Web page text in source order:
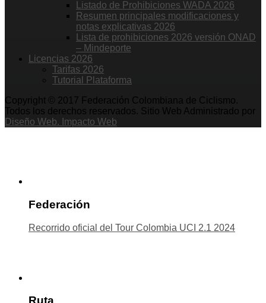
Listado de Prohibiciones WADA 2026
Resumen principales modificaciones y
notas explicativas 2026
Lista de prohibiciones 2026 versión ONAD
– Mindeporte
Licencias 2026
Tarifas 2026
Tutorial Plataforma
Copyright © 2017 Federación Colombiana de Ciclismo.
Todos los derechos reservados. Sitio Web Administrado por
Diseño Web. Impacto Web
Federación
Recorrido oficial del Tour Colombia UCI 2.1 2024
Ruta